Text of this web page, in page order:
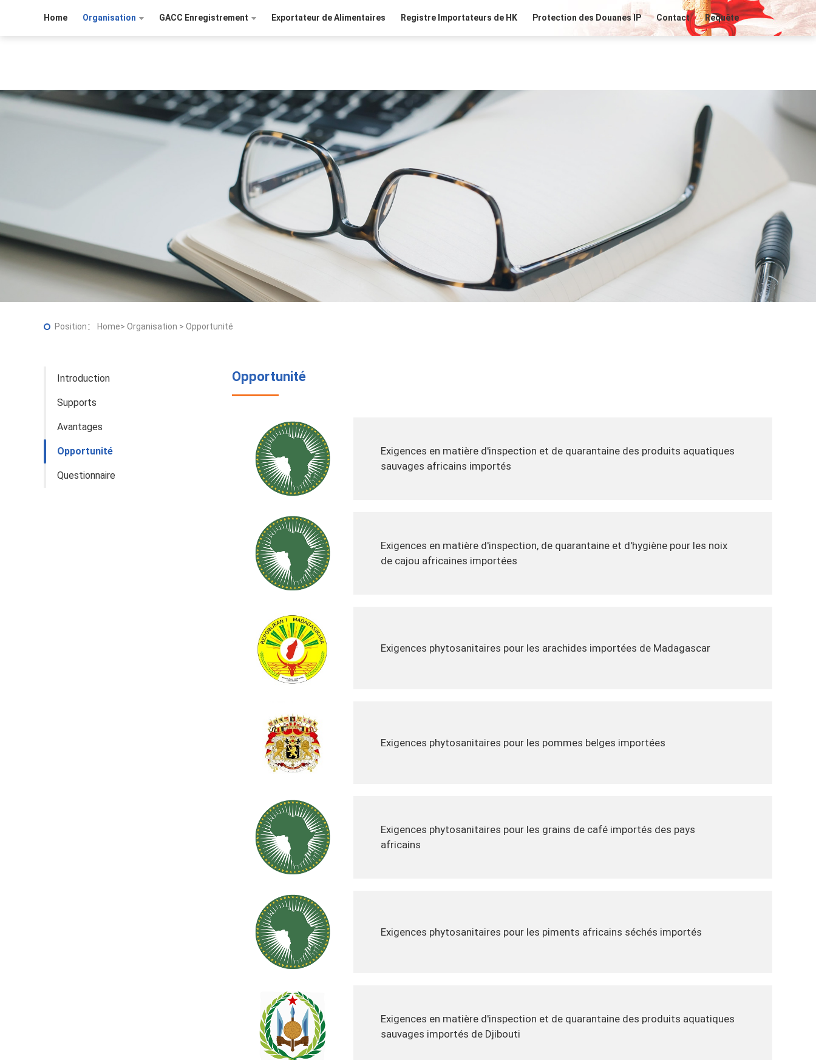
Home Organisation GACC Enregistrement Exportateur de Alimentaires Registre Importateurs de HK Protection des Douanes IP Contact Requête
Position： Home> Organisation > Opportunité
Introduction
Supports
Avantages
Opportunité
Questionnaire
Opportunité
Exigences en matière d'inspection et de quarantaine des produits aquatiques
sauvages africains importés
Exigences en matière d'inspection, de quarantaine et d'hygiène pour les noix
de cajou africaines importées
Exigences phytosanitaires pour les arachides importées de Madagascar
Exigences phytosanitaires pour les pommes belges importées
Exigences phytosanitaires pour les grains de café importés des pays
africains
Exigences phytosanitaires pour les piments africains séchés importés
Exigences en matière d'inspection et de quarantaine des produits aquatiques
sauvages importés de Djibouti